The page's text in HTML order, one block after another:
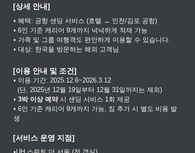
[서비스 운영 지점]
[이용 안내 및 조건]
• 이용 기간: 2025.12.6~2026.3.12
  (단, 2025년 12월 19일부터 12월 31일까지는 제외)
• 3박 이상 예약 시 샌딩 서비스 1회 제공
• 6인 기준 캐리어 9개까지 가능, 짐 추가 시 별도 비용 발
생
[상세 안내]
• 혜택: 공항 샌딩 서비스 (호텔 → 인천/김포 공항)
• 6인 기준 캐리어 9개까지 넉넉하게 적재 가능
• 가족 및 그룹 여행객도 편안하게 이용할 수 있습니다.
• 대상: 한국을 방문하는 해외 고객님